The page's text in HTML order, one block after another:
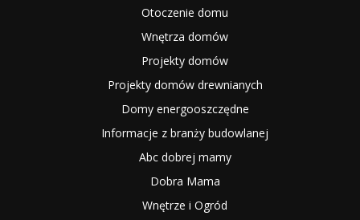
Otoczenie domu
Wnętrza domów
Projekty domów
Projekty domów drewnianych
Domy energooszczędne
Informacje z branży budowlanej
Abc dobrej mamy
Dobra Mama
Wnętrze i Ogród